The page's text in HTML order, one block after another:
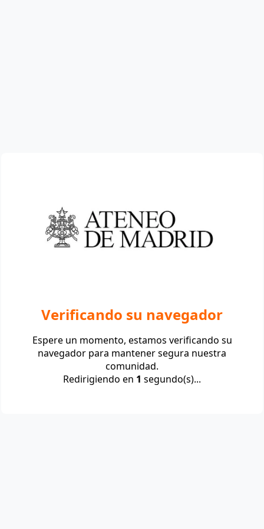
Verificando su navegador
Espere un momento, estamos verificando su
navegador para mantener segura nuestra
comunidad.
Redirigiendo en 1 segundo(s)...